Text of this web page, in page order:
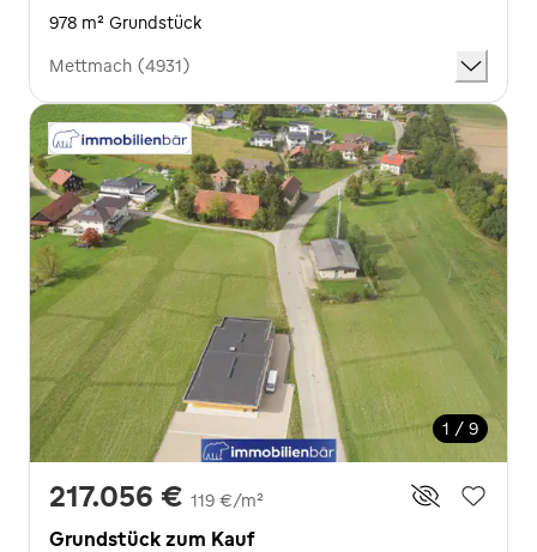
978 m² Grundstück
Mettmach (4931)
1 / 9
217.056 € 119 €/m²
Grundstück zum Kauf